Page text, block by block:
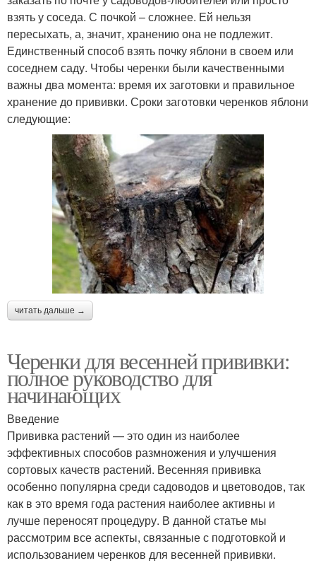
взять у соседа. С почкой – сложнее. Ей нельзя
пересыхать, а, значит, хранению она не подлежит.
Единственный способ взять почку яблони в своем или
соседнем саду. Чтобы черенки были качественными
важны два момента: время их заготовки и правильное
хранение до прививки. Сроки заготовки черенков яблони
следующие:
читать дальше →
Черенки для весенней прививки:
полное руководство для
начинающих
Введение
Прививка растений — это один из наиболее
эффективных способов размножения и улучшения
сортовых качеств растений. Весенняя прививка
особенно популярна среди садоводов и цветоводов, так
как в это время года растения наиболее активны и
лучше переносят процедуру. В данной статье мы
рассмотрим все аспекты, связанные с подготовкой и
использованием черенков для весенней прививки.